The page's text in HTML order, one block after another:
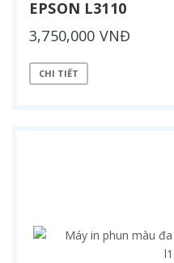
EPSON L3110
3,750,000 VNĐ
CHI TIẾT